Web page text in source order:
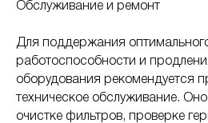
Обслуживание и ремонт
Для поддержания
работоспособности и
оборудования рекомендуется
техническое обслуживание.
очистке фильтров, проверке